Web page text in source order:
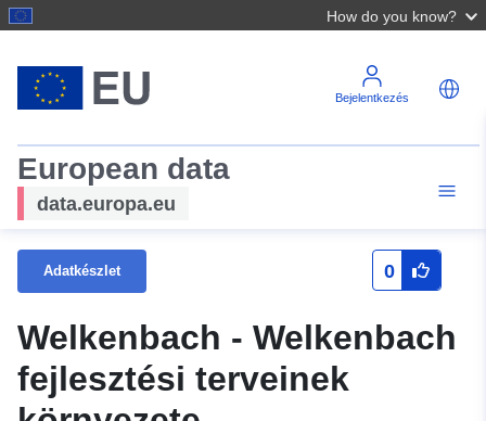
How do you know?
Bejelentkezés
European data
data.europa.eu
Adatkészlet 0
Welkenbach - Welkenbach
fejlesztési terveinek